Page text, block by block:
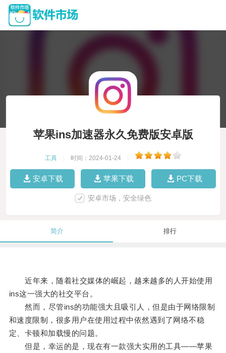
苹果ins加速器永久免费版安卓版
工具 时间：2024-01-24
安卓下载 苹果下载 PC下载
安卓市场，安全绿色
简介 排行
近年来，随着社交媒体的崛起，越来越多的人开始使用
ins这一强大的社交平台。
然而，尽管ins的功能强大且吸引人，但是由于网络限制
和速度限制，很多用户在使用过程中依然遇到了网络不稳
定、卡顿和加载慢的问题。
但是，幸运的是，现在有一款强大实用的工具——苹果